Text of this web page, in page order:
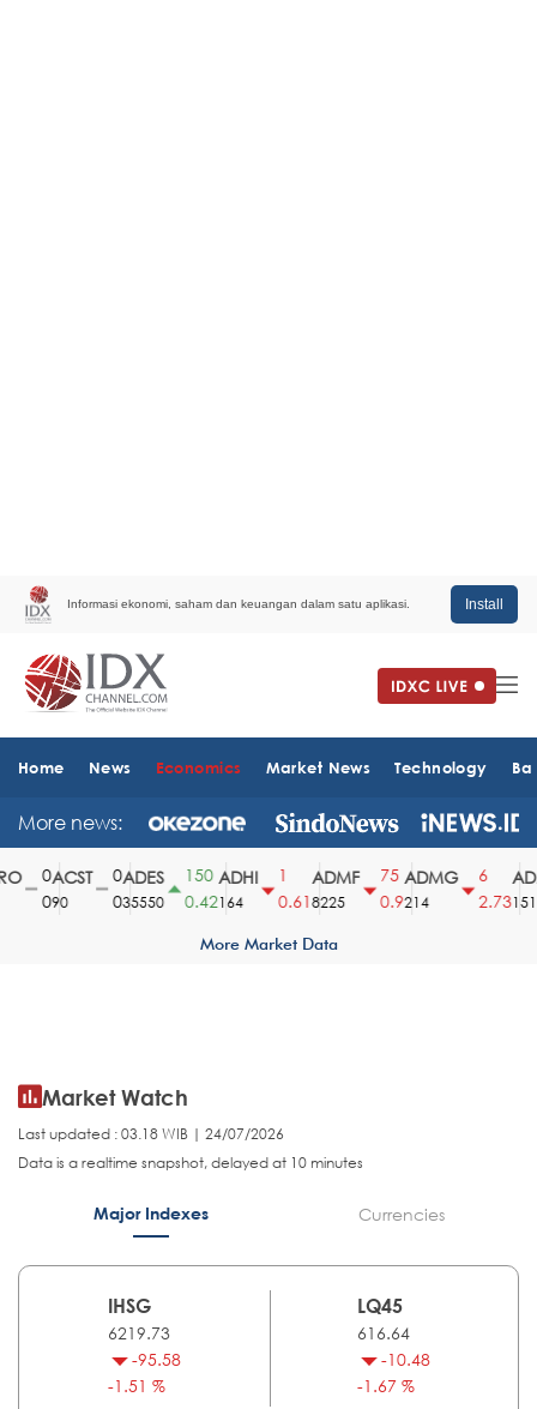
Informasi ekonomi, saham dan keuangan dalam satu aplikasi. Install
Home News Economics Market News Technology
More news:
ACST
90
ADES
35550
150
0.42
ADHI
164
0.61
ADMF
8225
75
0.9
ADMG
214
2.731510
More Market Data
Market Watch
Last updated : 03.18 WIB | 24/07/2026
Data is a realtime snapshot, delayed at 10 minutes
Major Indexes Currencies
IHSG
6219.73
-95.58
-1.51 %
LQ45
616.64
-10.48
-1.67 %